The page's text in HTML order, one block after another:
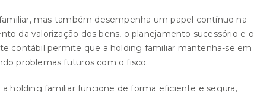
mas também desempenha um papel contínuo na
da valorização dos bens, o planejamento sucessório e o
contábil permite que a holding familiar mantenha-se em
problemas futuros com o fisco.
holding familiar funcione de forma eficiente e segura,